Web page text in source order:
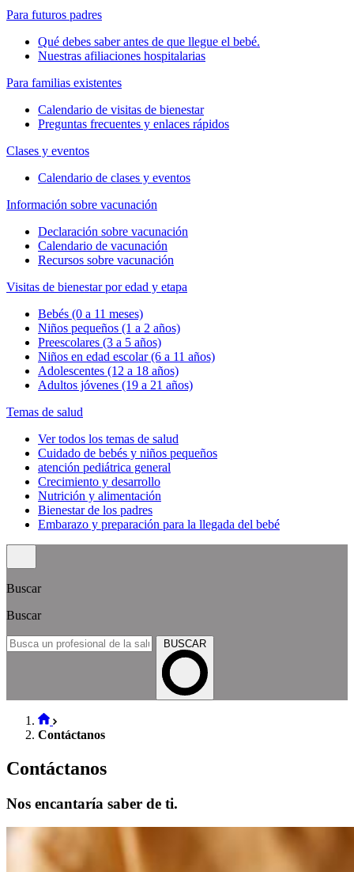
Para futuros padres
Qué debes saber antes de que llegue el bebé.
Nuestras afiliaciones hospitalarias
Para familias existentes
Calendario de visitas de bienestar
Preguntas frecuentes y enlaces rápidos
Clases y eventos
Calendario de clases y eventos
Información sobre vacunación
Declaración sobre vacunación
Calendario de vacunación
Recursos sobre vacunación
Visitas de bienestar por edad y etapa
Bebés (0 a 11 meses)
Niños pequeños (1 a 2 años)
Preescolares (3 a 5 años)
Niños en edad escolar (6 a 11 años)
Adolescentes (12 a 18 años)
Adultos jóvenes (19 a 21 años)
Temas de salud
Ver todos los temas de salud
Cuidado de bebés y niños pequeños
atención pediátrica general
Crecimiento y desarrollo
Nutrición y alimentación
Bienestar de los padres
Embarazo y preparación para la llegada del bebé
Buscar
Buscar
BUSCAR
Contáctanos
Contáctanos
Nos encantaría saber de ti.